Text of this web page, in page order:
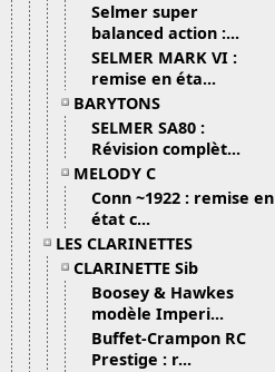
Selmer super
balanced action :...
SELMER MARK VI :
remise en éta...
BARYTONS
SELMER SA80 :
Révision complèt...
MELODY C
Conn ~1922 : remise en
état c...
LES CLARINETTES
CLARINETTE Sib
Boosey & Hawkes
modèle Imperi...
Buffet-Crampon RC
Prestige : r...